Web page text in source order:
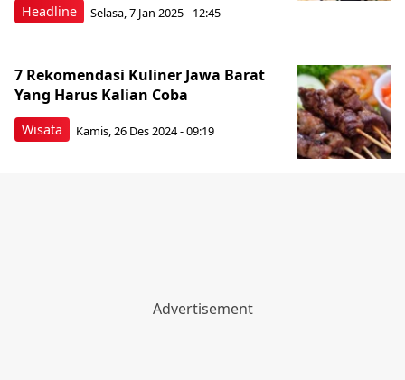
Headline Selasa, 7 Jan 2025 - 12:45
Wisata
7 Rekomendasi Kuliner Jawa Barat
Yang Harus Kalian Coba
Kamis, 26 Des 2024 - 09:19